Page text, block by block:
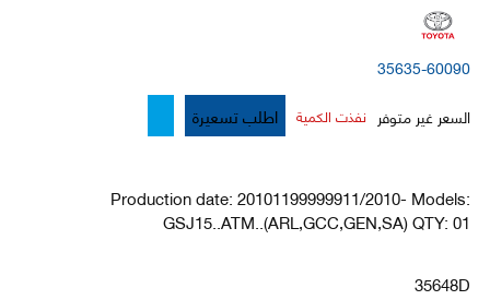
35635-60090
السعر غير متوفر نفذت الكمية اطلب تسعيرة
Production date: 20101199999911/2010- Models:
GSJ15..ATM..(ARL,GCC,GEN,SA) QTY: 01
35648D